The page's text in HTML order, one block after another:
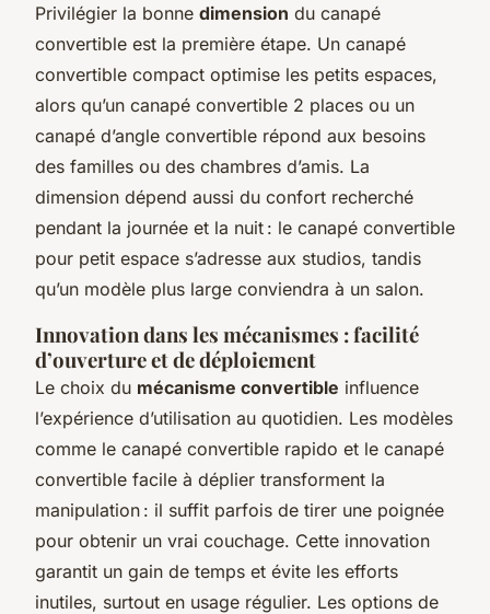
Privilégier la bonne dimension du canapé
convertible est la première étape. Un canapé
convertible compact optimise les petits espaces,
alors qu’un canapé convertible 2 places ou un
canapé d’angle convertible répond aux besoins
des familles ou des chambres d’amis. La
dimension dépend aussi du confort recherché
pendant la journée et la nuit : le canapé convertible
pour petit espace s’adresse aux studios, tandis
qu’un modèle plus large conviendra à un salon.
Innovation dans les mécanismes : facilité
d’ouverture et de déploiement
Le choix du mécanisme convertible influence
l’expérience d’utilisation au quotidien. Les modèles
comme le canapé convertible rapido et le canapé
convertible facile à déplier transforment la
manipulation : il suffit parfois de tirer une poignée
pour obtenir un vrai couchage. Cette innovation
garantit un gain de temps et évite les efforts
inutiles, surtout en usage régulier. Les options de